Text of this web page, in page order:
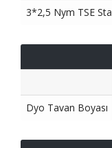
3*2,5 Nym TSE
Dyo Tavan Boyası